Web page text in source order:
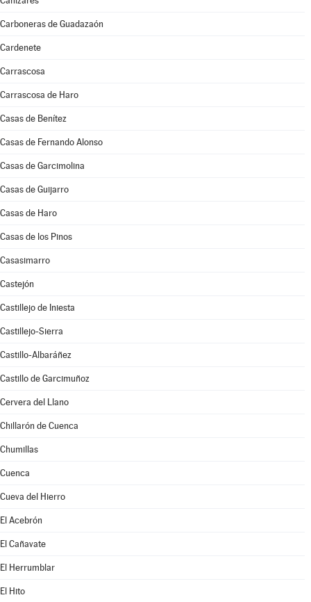
Carboneras de Guadazaón
Cardenete
Carrascosa
Carrascosa de Haro
Casas de Benítez
Casas de Fernando Alonso
Casas de Garcimolina
Casas de Guijarro
Casas de Haro
Casas de los Pinos
Casasimarro
Castejón
Castillejo de Iniesta
Castillejo-Sierra
Castillo-Albaráñez
Castillo de Garcimuñoz
Cervera del Llano
Chillarón de Cuenca
Chumillas
Cuenca
Cueva del Hierro
El Acebrón
El Cañavate
El Herrumblar
El Hito